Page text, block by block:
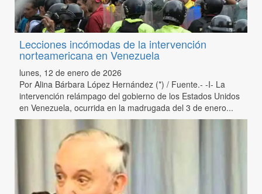
Lecciones incómodas de la intervención
norteamericana en Venezuela
lunes, 12 de enero de 2026
Por Alina Bárbara López Hernández (*) / Fuente.- -I- La
intervención relámpago del gobierno de los Estados Unidos
en Venezuela, ocurrida en la madrugada del 3 de enero...